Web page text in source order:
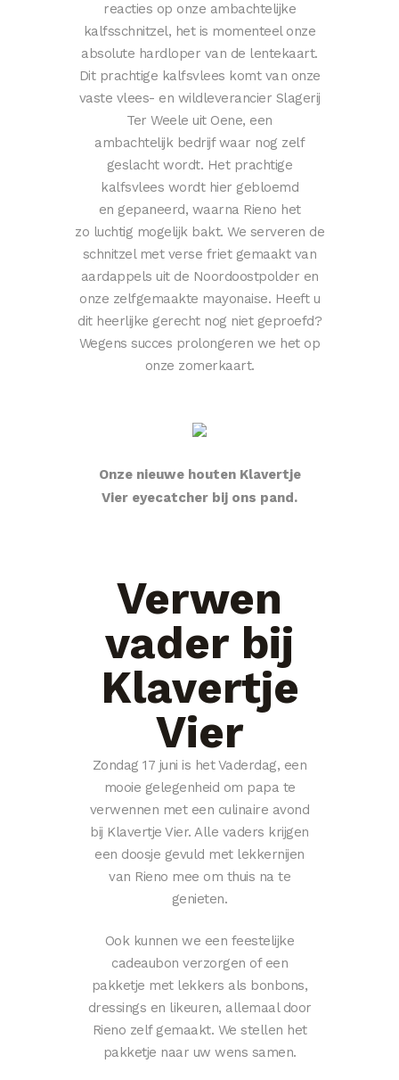
reacties op onze ambachtelijke
kalfsschnitzel, het is momenteel onze
absolute hardloper van de lentekaart.
Dit prachtige kalfsvlees komt van onze
vaste vlees- en wildleverancier Slagerij
Ter Weele uit Oene, een
ambachtelijk bedrijf waar nog zelf
geslacht wordt. Het prachtige
kalfsvlees wordt hier gebloemd
en gepaneerd, waarna Rieno het
zo luchtig mogelijk bakt. We serveren de
schnitzel met verse friet gemaakt van
aardappels uit de Noordoostpolder en
onze zelfgemaakte mayonaise. Heeft u
dit heerlijke gerecht nog niet geproefd?
Wegens succes prolongeren we het op
onze zomerkaart.
Onze nieuwe houten Klavertje
Vier eyecatcher bij ons pand.
Verwen
vader bij
Klavertje
Vier
Zondag 17 juni is het Vaderdag, een
mooie gelegenheid om papa te
verwennen met een culinaire avond
bij Klavertje Vier. Alle vaders krijgen
een doosje gevuld met lekkernijen
van Rieno mee om thuis na te
genieten.
Ook kunnen we een feestelijke
cadeaubon verzorgen of een
pakketje met lekkers als bonbons,
dressings en likeuren, allemaal door
Rieno zelf gemaakt. We stellen het
pakketje naar uw wens samen.